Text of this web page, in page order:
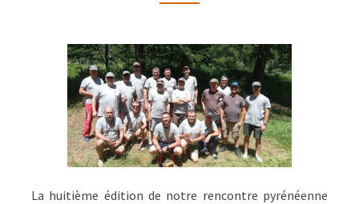
La huitième édition de notre rencontre pyrénéenne